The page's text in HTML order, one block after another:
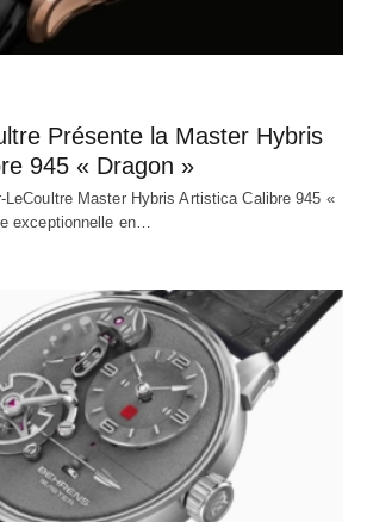
Présente la Master Hybris
945 « Dragon »
LeCoultre Master Hybris Artistica Calibre 945 «
exceptionnelle en…